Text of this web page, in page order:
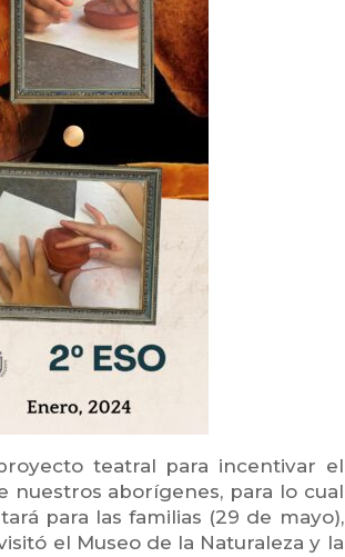
teatral para incentivar el
nuestros aborígenes, para lo cual
para las familias (29 de mayo),
el Museo de la Naturaleza y la